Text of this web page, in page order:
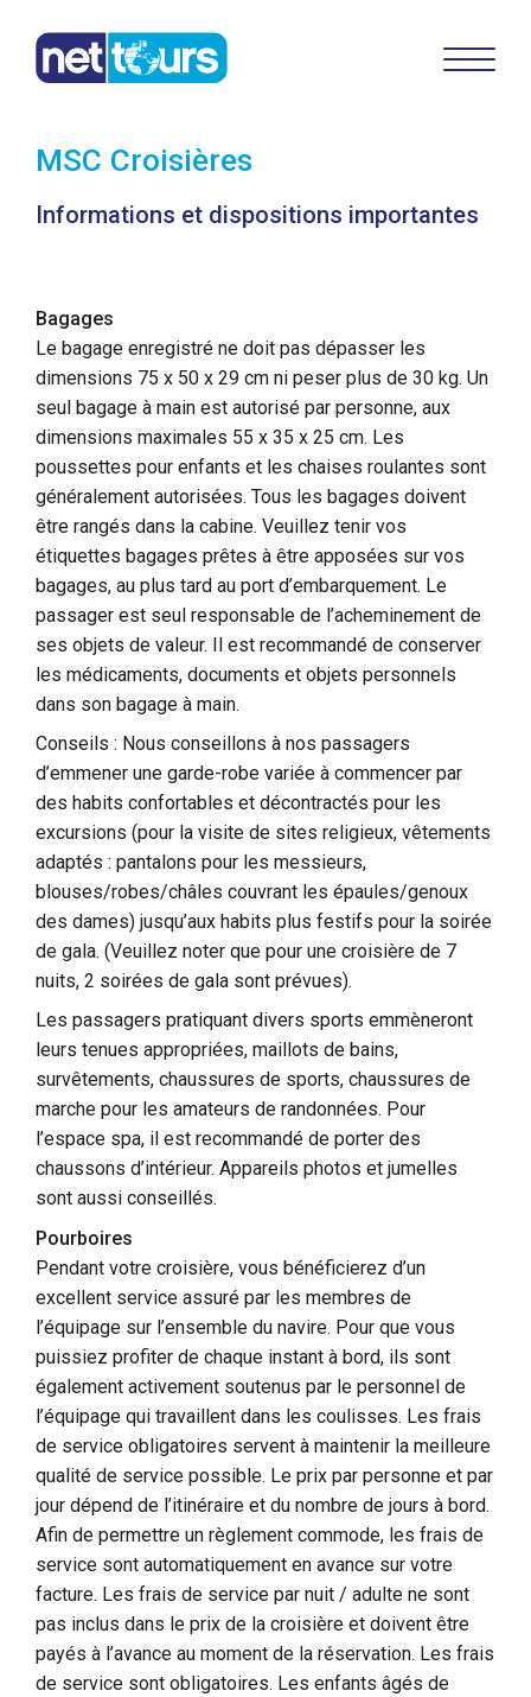
MSC Croisières
Informations et dispositions importantes
Bagages
Le bagage enregistré ne doit pas dépasser les
dimensions 75 x 50 x 29 cm ni peser plus de 30 kg. Un
seul bagage à main est autorisé par personne, aux
dimensions maximales 55 x 35 x 25 cm. Les
poussettes pour enfants et les chaises roulantes sont
généralement autorisées. Tous les bagages doivent
être rangés dans la cabine. Veuillez tenir vos
étiquettes bagages prêtes à être apposées sur vos
bagages, au plus tard au port d’embarquement. Le
passager est seul responsable de l’acheminement de
ses objets de valeur. Il est recommandé de conserver
les médicaments, documents et objets personnels
dans son bagage à main.
Conseils : Nous conseillons à nos passagers
d’emmener une garde-robe variée à commencer par
des habits confortables et décontractés pour les
excursions (pour la visite de sites religieux, vêtements
adaptés : pantalons pour les messieurs,
blouses/robes/châles couvrant les épaules/genoux
des dames) jusqu’aux habits plus festifs pour la soirée
de gala. (Veuillez noter que pour une croisière de 7
nuits, 2 soirées de gala sont prévues).
Les passagers pratiquant divers sports emmèneront
leurs tenues appropriées, maillots de bains,
survêtements, chaussures de sports, chaussures de
marche pour les amateurs de randonnées. Pour
l’espace spa, il est recommandé de porter des
chaussons d’intérieur. Appareils photos et jumelles
sont aussi conseillés.
Pourboires
Pendant votre croisière, vous bénéficierez d’un
excellent service assuré par les membres de
l’équipage sur l’ensemble du navire. Pour que vous
puissiez profiter de chaque instant à bord, ils sont
également activement soutenus par le personnel de
l’équipage qui travaillent dans les coulisses. Les frais
de service obligatoires servent à maintenir la meilleure
qualité de service possible. Le prix par personne et par
jour dépend de l’itinéraire et du nombre de jours à bord.
Afin de permettre un règlement commode, les frais de
service sont automatiquement en avance sur votre
facture. Les frais de service par nuit / adulte ne sont
pas inclus dans le prix de la croisière et doivent être
payés à l’avance au moment de la réservation. Les frais
de service sont obligatoires. Les enfants âgés de